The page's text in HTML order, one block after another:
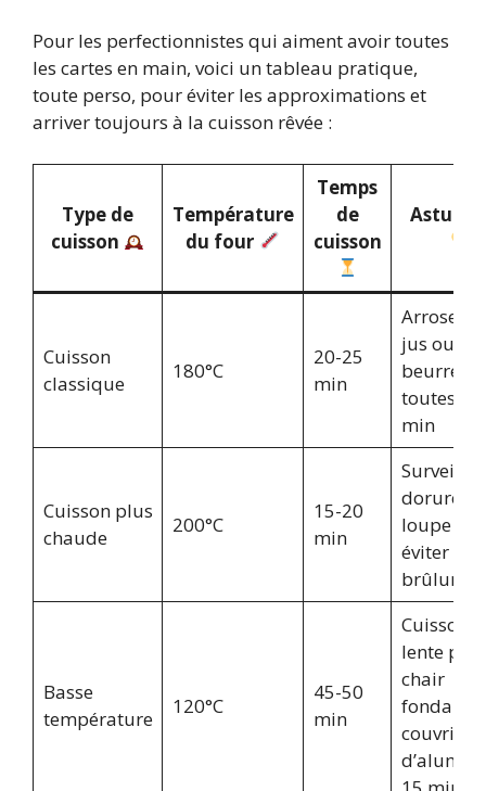
Pour les perfectionnistes qui aiment avoir toutes
les cartes en main, voici un tableau pratique,
toute perso, pour éviter les approximations et
arriver toujours à la cuisson rêvée :
Type de
cuisson
Température
du four
Temps
de
cuisson
Astuce
Cuisson
classique
180°C
20-25
min
Arroser le
jus ou le
beurre
toutes
min
Cuisson plus
chaude
200°C
15-20
min
dorure à
loupe
éviter la
brûlure !
Basse
température
120°C
45-50
min
Cuisson
lente
chair
fondante,
couvrir